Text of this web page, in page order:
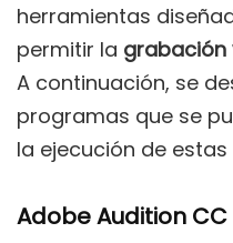
herramientas
permitir la grabación
A continuación, se
programas que se
la ejecución de
Adobe Audition CC